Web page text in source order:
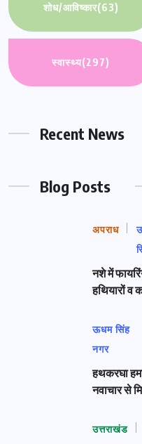
शोध/आविष्कार(63)
स्वास्थ्य(297)
Recent News
Blog Posts
अपराध
नशे में
हथियारों व
ऊधम सिंह
नगर
हथकरघा
नवाचार से
उत्तराखंड